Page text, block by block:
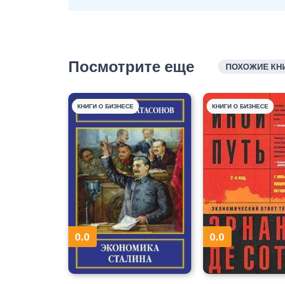
Посмотрите еще ПОХОЖИЕ
КНИГИ О БИЗНЕСЕ
0.0
КНИГИ О БИЗНЕСЕ
0.0